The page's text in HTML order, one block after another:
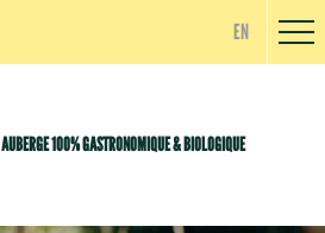
EN
AUBERGE 100% GASTRONOMIQUE & BIOLOGIQUE